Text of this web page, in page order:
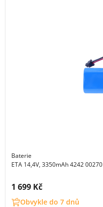
Baterie
ETA 14,4V, 3350mAh 4242 00270
Cena s DPH:
1 699 Kč
Obvykle do 7 dnů